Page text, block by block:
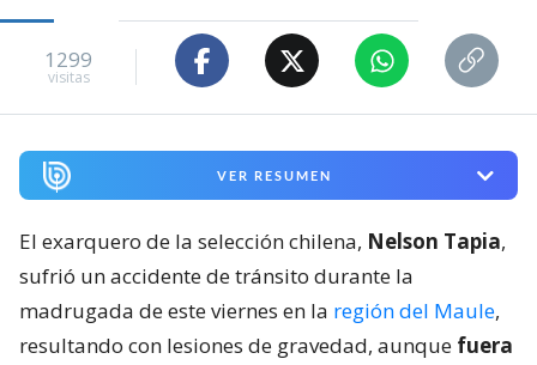
1299
visitas
VER RESUMEN
El exarquero de la selección chilena, Nelson Tapia,
sufrió un accidente de tránsito durante la
madrugada de este viernes en la región del Maule,
resultando con lesiones de gravedad, aunque fuera